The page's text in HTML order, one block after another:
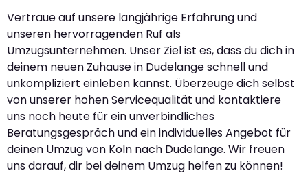
Vertraue auf unsere langjährige Erfahrung und
unseren hervorragenden Ruf als
Umzugsunternehmen. Unser Ziel ist es, dass du dich in
deinem neuen Zuhause in Dudelange schnell und
unkompliziert einleben kannst. Überzeuge dich selbst
von unserer hohen Servicequalität und kontaktiere
uns noch heute für ein unverbindliches
Beratungsgespräch und ein individuelles Angebot für
deinen Umzug von Köln nach Dudelange. Wir freuen
uns darauf, dir bei deinem Umzug helfen zu können!